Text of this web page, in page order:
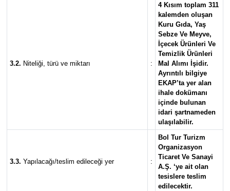
3.2. Niteliği, türü ve miktarı :
4 Kısım toplam 311
kalemden oluşan
Kuru Gıda, Yaş
Sebze Ve Meyve,
İçecek Ürünleri Ve
Temizlik Ürünleri
Mal Alımı İşidir.
Ayrıntılı bilgiye
EKAP’ta yer alan
ihale dokümanı
içinde bulunan
idari şartnameden
ulaşılabilir.
3.3. Yapılacağı/teslim edileceği yer :
Bol Tur Turizm
Organizasyon
Ticaret Ve Sanayi
A.Ş. ‘ye ait olan
tesislere teslim
edilecektir.